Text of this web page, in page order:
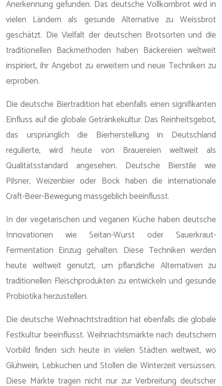
Anerkennung gefunden. Das deutsche Vollkornbrot wird in
vielen Ländern als gesunde Alternative zu Weissbrot
geschätzt. Die Vielfalt der deutschen Brotsorten und die
traditionellen Backmethoden haben Bäckereien weltweit
inspiriert, ihr Angebot zu erweitern und neue Techniken zu
erproben.
Die deutsche Biertradition hat ebenfalls einen signifikanten
Einfluss auf die globale Getränkekultur. Das Reinheitsgebot,
das ursprünglich die Bierherstellung in Deutschland
regulierte, wird heute von Brauereien weltweit als
Qualitätsstandard angesehen. Deutsche Bierstile wie
Pilsner, Weizenbier oder Bock haben die internationale
Craft-Beer-Bewegung massgeblich beeinflusst.
In der vegetarischen und veganen Küche haben deutsche
Innovationen wie Seitan-Wurst oder Sauerkraut-
Fermentation Einzug gehalten. Diese Techniken werden
heute weltweit genutzt, um pflanzliche Alternativen zu
traditionellen Fleischprodukten zu entwickeln und gesunde
Probiotika herzustellen.
Die deutsche Weihnachtstradition hat ebenfalls die globale
Festkultur beeinflusst. Weihnachtsmärkte nach deutschem
Vorbild finden sich heute in vielen Städten weltweit, wo
Glühwein, Lebkuchen und Stollen die Winterzeit versüssen.
Diese Märkte tragen nicht nur zur Verbreitung deutscher